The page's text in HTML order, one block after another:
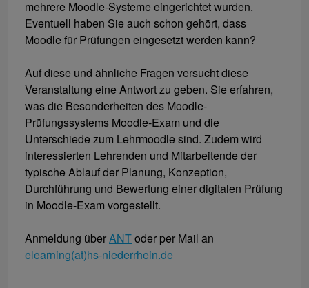
mehrere Moodle-Systeme eingerichtet wurden.
Eventuell haben Sie auch schon gehört, dass
Moodle für Prüfungen eingesetzt werden kann?
Auf diese und ähnliche Fragen versucht diese
Veranstaltung eine Antwort zu geben. Sie erfahren,
was die Besonderheiten des Moodle-
Prüfungssystems Moodle-Exam und die
Unterschiede zum Lehrmoodle sind. Zudem wird
interessierten Lehrenden und Mitarbeitende der
typische Ablauf der Planung, Konzeption,
Durchführung und Bewertung einer digitalen Prüfung
in Moodle-Exam vorgestellt.
Anmeldung überANToder per Mail an
elearning(at)hs-niederrhein.de